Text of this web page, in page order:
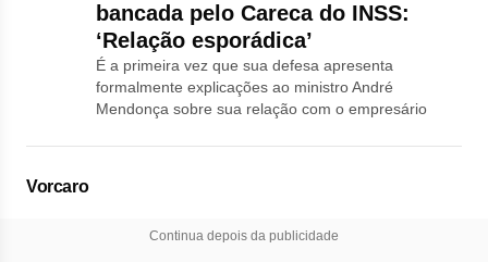
bancada pelo Careca do INSS:
‘Relação esporádica’
É a primeira vez que sua defesa apresenta
formalmente explicações ao ministro André
Mendonça sobre sua relação com o empresário
Vorcaro
Continua depois da publicidade